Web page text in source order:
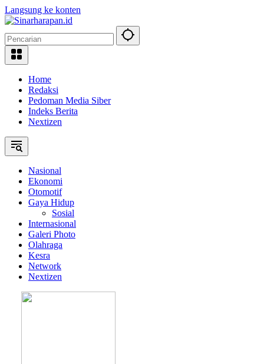
Langsung ke konten
Home
Redaksi
Pedoman Media Siber
Indeks Berita
Nextizen
Nasional
Ekonomi
Otomotif
Gaya Hidup
Sosial
Internasional
Galeri Photo
Olahraga
Kesra
Network
Nextizen